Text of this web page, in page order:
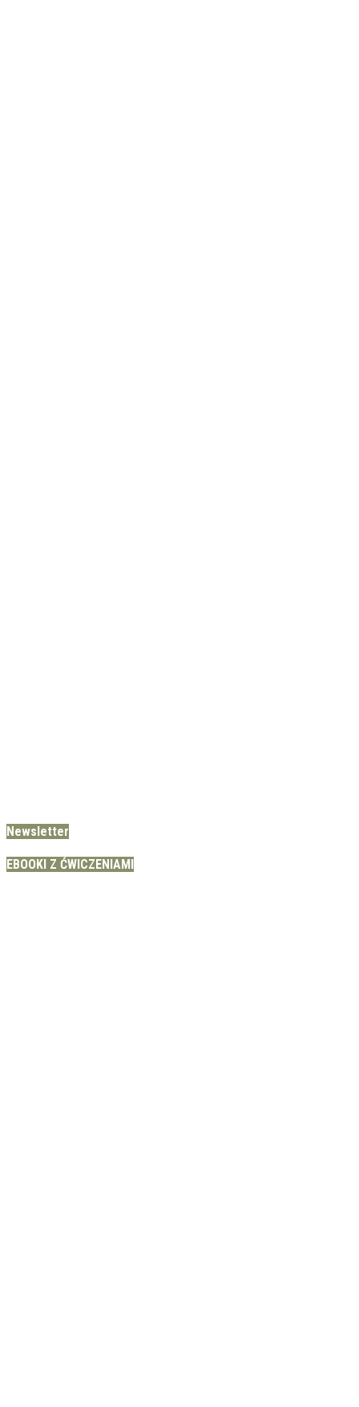
Newsletter
EBOOKI Z ĆWICZENIAMI